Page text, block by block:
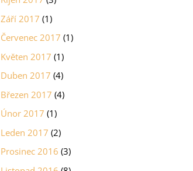
Září 2017 (1)
Červenec 2017 (1)
Květen 2017 (1)
Duben 2017 (4)
Březen 2017 (4)
Únor 2017 (1)
Leden 2017 (2)
Prosinec 2016 (3)